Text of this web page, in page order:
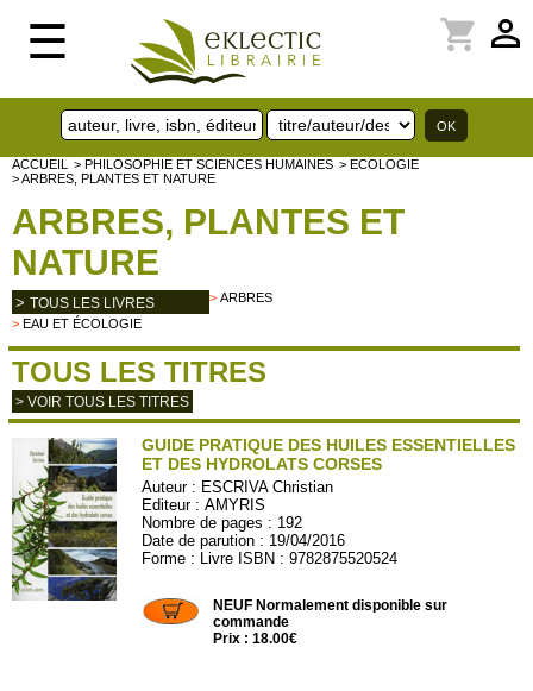
☰ perm_identity
shopping_cart
ACCUEIL > PHILOSOPHIE ET SCIENCES HUMAINES > ECOLOGIE
> ARBRES, PLANTES ET NATURE
ARBRES, PLANTES ET
NATURE
> TOUS LES LIVRES >ARBRES
> EAU ET ÉCOLOGIE
TOUS LES TITRES
> VOIR TOUS LES TITRES
GUIDE PRATIQUE DES HUILES ESSENTIELLES
ET DES HYDROLATS CORSES
Auteur : ESCRIVA Christian
Editeur :AMYRIS
Nombre de pages : 192
Date de parution : 19/04/2016
Forme : Livre ISBN : 9782875520524
NEUF Normalement disponible sur
commande
Prix : 18.00€